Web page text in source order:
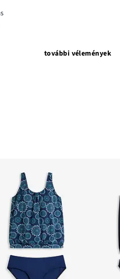
további vélemények